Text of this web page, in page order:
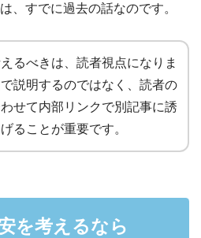
、すでに過去の話なのです。
るべきは、読者視点になりま
説明するのではなく、読者の
せて内部リンクで別記事に誘
ることが重要です。
を考えるなら